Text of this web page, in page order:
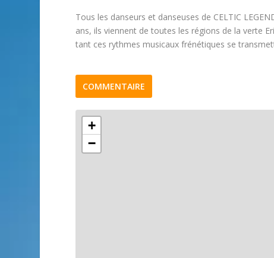
Tous les danseurs et danseuses de CELTIC
ans, ils viennent de toutes les régions de la verte
tant ces rythmes musicaux frénétiques se
COMMENTAIRE
+
−